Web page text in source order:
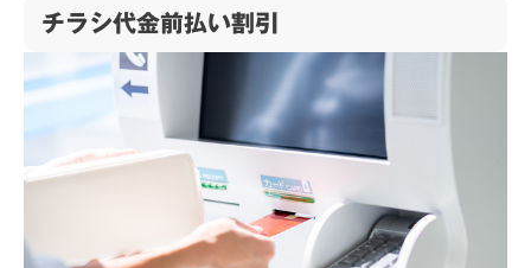
チラシ代金前払い割引